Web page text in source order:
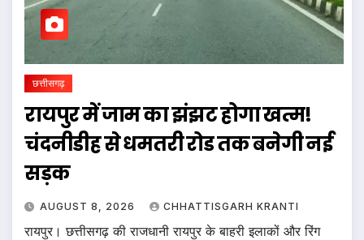
छत्तीसगढ़
रायपुर में जाम का झंझट होगा खत्म!
चंदनीडीह से धमतरी रोड तक बनेगी नई
सड़क
AUGUST 8, 2026 CHHATTISGARH KRANTI
रायपुर। छत्तीसगढ़ की राजधानी रायपुर के बाहरी इलाकों और रिंग